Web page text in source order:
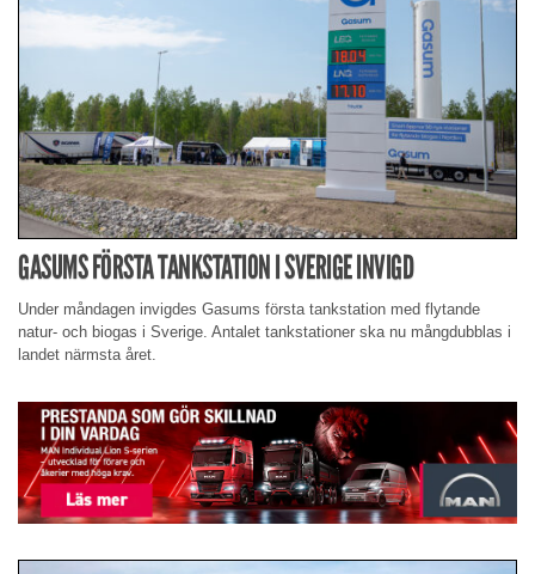
GASUMS FÖRSTA TANKSTATION I SVERIGE INVIGD
Under måndagen invigdes Gasums första tankstation med flytande
natur- och biogas i Sverige. Antalet tankstationer ska nu mångdubblas i
landet närmsta året.